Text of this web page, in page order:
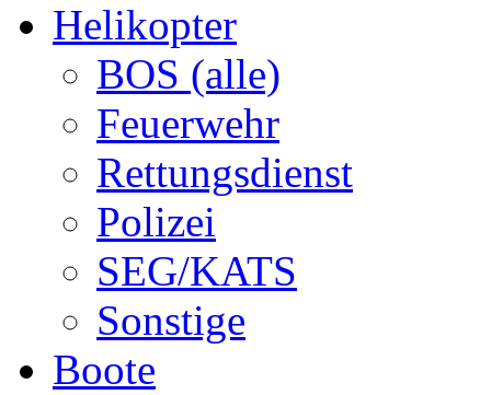
Helikopter
BOS (alle)
Feuerwehr
Rettungsdienst
Polizei
SEG/KATS
Sonstige
Boote